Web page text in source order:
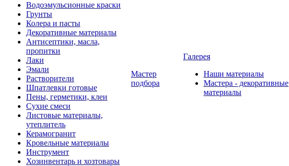
Водоэмульсионные краски
Грунты
Колера и пасты
Декоративные материалы
Антисептики, масла,
пропитки
Лаки
Эмали
Растворители
Шпатлевки готовые
Пены, герметики, клеи
Сухие смеси
Листовые материалы,
утеплитель
Керамогранит
Кровельные материалы
Инструмент
Хозинвентарь и хозтовары
Мастер
подбора
Галерея
Наши материалы
Мастера - декоративные
материалы